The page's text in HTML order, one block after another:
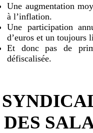
Une augmentation
à l’inflation.
Une participation
d’euros et un toujours
Et donc pas de
défiscalisée.
DES